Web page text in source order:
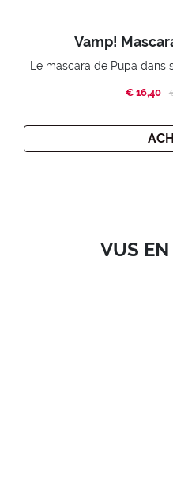
Vamp!
€ 16,40
VUS EN